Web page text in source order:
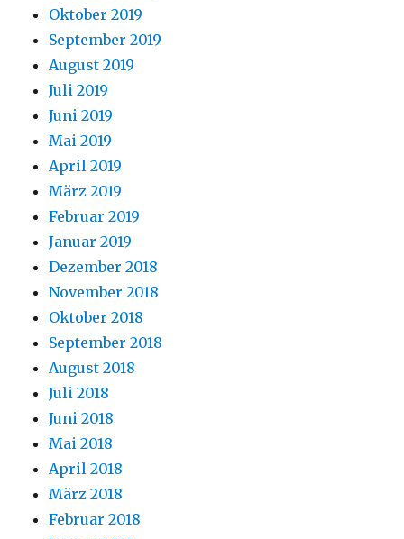
Oktober 2019
September 2019
August 2019
Juli 2019
Juni 2019
Mai 2019
April 2019
März 2019
Februar 2019
Januar 2019
Dezember 2018
November 2018
Oktober 2018
September 2018
August 2018
Juli 2018
Juni 2018
Mai 2018
April 2018
März 2018
Februar 2018